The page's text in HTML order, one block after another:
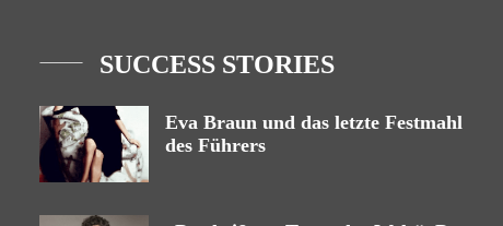
SUCCESS STORIES
Eva Braun und das letzte Festmahl
des Führers